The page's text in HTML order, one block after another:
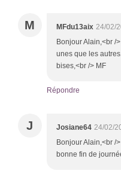
M MFdu13aix 24/02/
Bonjour Alain,<br /
unes que les
bises,<br /> MF
Répondre
J Josiane64 24/02/
Bonjour Alain,<br
bonne fin de